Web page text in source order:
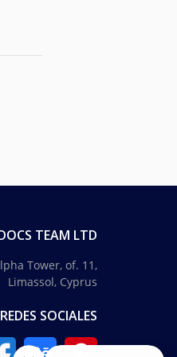
TEAM LTD
Tower, of. 11,
Limassol, Cyprus
REDES SOCIALES